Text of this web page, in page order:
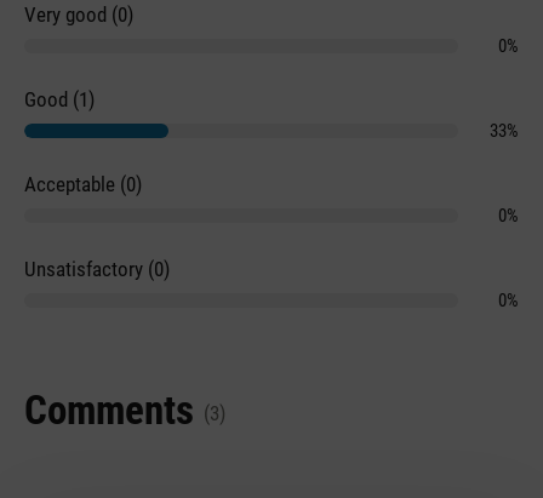
Very good (0)
0%
Good (1)
33%
Acceptable (0)
0%
Unsatisfactory (0)
0%
Comments (3)